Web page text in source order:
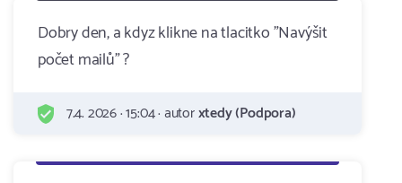
Dobry den, a kdyz klikne na tlacitko "Navýšit
počet mailů" ?
7.4. 2026 · 15:04 · autorxtedy (Podpora)